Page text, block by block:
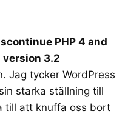
PHP 4 and
version 3.2
Jag tycker WordPress
starka ställning till
till att knuffa oss bort